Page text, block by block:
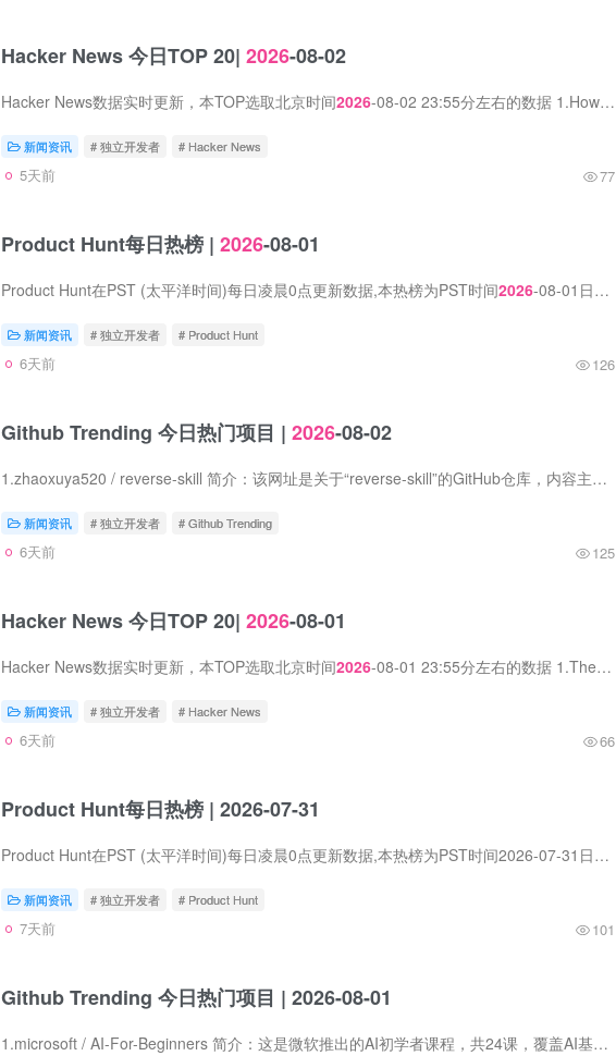
Hacker News 今日TOP 20| 2026-08-02
Hacker News数据实时更新，本TOP选取北京时间2026-08-02 23:55分左右的数据 1.How the words we teach English language learners changed 中文标题：我们教英语学习者的话语方式发生了怎样的变...
新闻资讯 # 独立开发者 # Hacker News
5天前 77
Product Hunt每日热榜 | 2026-08-01
Product Hunt在PST (太平洋时间)每日凌晨0点更新数据,本热榜为PST时间2026-08-01日的数据。 1. NudgeForMe 标语：针对错失邮件机会的AI跟进助手 介绍：NudgeForMe会扫描你已发出的对话，找出那...
新闻资讯 # 独立开发者 # Product Hunt
6天前 126
Github Trending 今日热门项目 | 2026-08-02
1.zhaoxuya520 / reverse-skill 简介：该网址是关于“reverse-skill”的GitHub仓库，内容主要涉及逆向工程技能的学习资源与工具集合。仓库可能包含逆向工程的基础知识、常用工具（如调试器、反...
新闻资讯 # 独立开发者 # Github Trending
6天前 125
Hacker News 今日TOP 20| 2026-08-01
Hacker News数据实时更新，本TOP选取北京时间2026-08-01 23:55分左右的数据 1.The Art of 64-bit Assembly 中文标题：64位汇编的艺术 简介：《64位汇编艺术（第二版）》是一本由No Starch Press...
新闻资讯 # 独立开发者 # Hacker News
6天前 66
Product Hunt每日热榜 | 2026-07-31
Product Hunt在PST (太平洋时间)每日凌晨0点更新数据,本热榜为PST时间2026-07-31日的数据。 1. MiniMax H3 标语：面向动效设计与品牌塑造的统一视频生成解决方案 介绍：MiniMax H3是一款开源多...
新闻资讯 # 独立开发者 # Product Hunt
7天前 101
Github Trending 今日热门项目 | 2026-08-01
1.microsoft / AI-For-Beginners 简介：这是微软推出的AI初学者课程，共24课，覆盖AI基础、神经网络、深度学习、强化学习、计算机视觉、自然语言处理等核心领域。课程以实践为导向，每个主题包...